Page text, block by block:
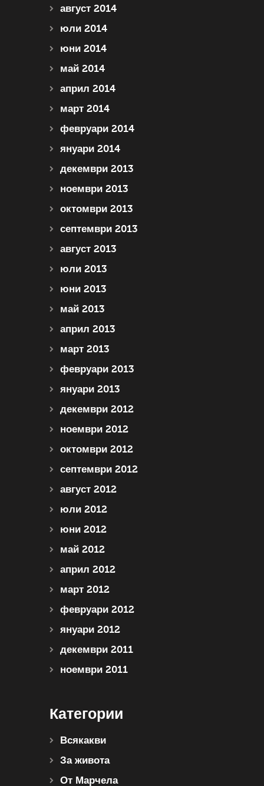
август 2014
юли 2014
юни 2014
май 2014
април 2014
март 2014
февруари 2014
януари 2014
декември 2013
ноември 2013
октомври 2013
септември 2013
август 2013
юли 2013
юни 2013
май 2013
април 2013
март 2013
февруари 2013
януари 2013
декември 2012
ноември 2012
октомври 2012
септември 2012
август 2012
юли 2012
юни 2012
май 2012
април 2012
март 2012
февруари 2012
януари 2012
декември 2011
ноември 2011
Категории
Всякакви
За живота
От Марчела